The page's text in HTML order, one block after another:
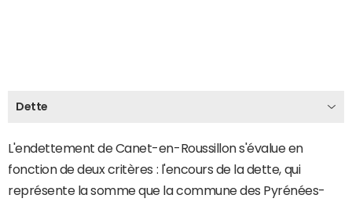
Dette
L'endettement de Canet-en-Roussillon s'évalue en
fonction de deux critères : l'encours de la dette, qui
représente la somme que la commune des Pyrénées-